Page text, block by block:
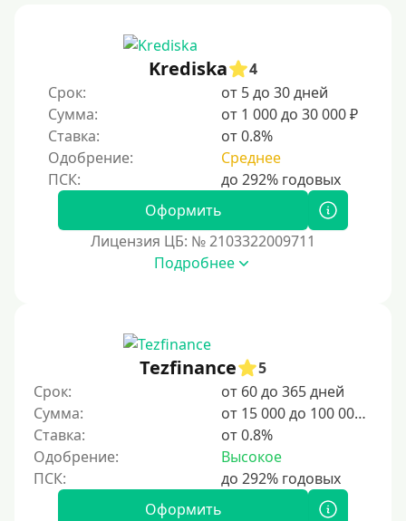
На карту без отказа
Залог
Под залог ПТС
Без залога
Под залог
Под залог недвижимости
Под ПТС спецтехники
Под ПТС грузового автомобиля
Авто без ПТС
Цель
На Новый Год
Чтобы улучшить кредитную историю, начните с
Krediska
4
Срок:
от 5 до 30 дней
Сумма:
от 1 000 до 30 000 ₽
Ставка:
от 0.8%
Одобрение:
Среднее
Оформить
Лицензия ЦБ: № 2103322009711
Подробнее
Tezfinance
5
Срок:
от 60 до 365 дней
Сумма:
от 15 000 до 100 000 ₽
Ставка:
от 0.8%
Одобрение:
Высокое
Оформить